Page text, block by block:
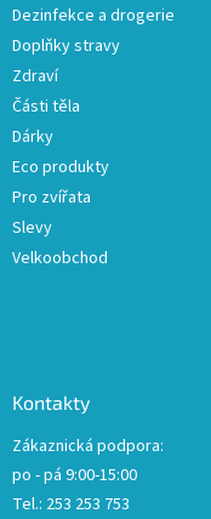
Dezinfekce a drogerie
Doplňky stravy
Zdraví
Části těla
Dárky
Eco produkty
Pro zvířata
Slevy
Velkoobchod
Kontakty
Zákaznická podpora:
po - pá 9:00-15:00
Tel.: 253 253 753